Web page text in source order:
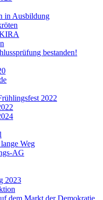
in Ausbildung
bestanden!
2022
Weg
AG
2023
dem Markt der Demokratie